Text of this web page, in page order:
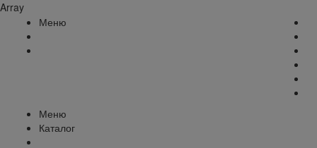
Array
Меню
Меню
Каталог